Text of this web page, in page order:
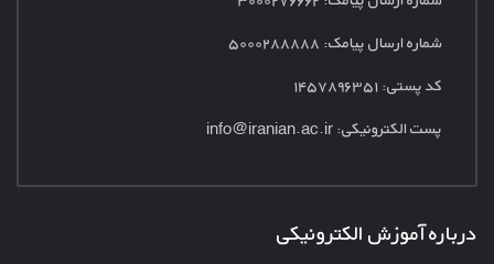
شماره ارسال پیامک: ۵۰۰۰۲۸۸۸۸۸
کد پستی: ۱۴۵۷۸۹۶۳۵۱
پست الکترونیکی:info@iranian.ac.ir
درباره آموزش الکترونیکی